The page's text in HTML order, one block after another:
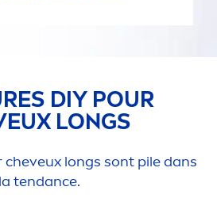
DIY POUR
LONGS
cheveux longs sont pile dans
la tendance.